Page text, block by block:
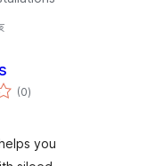
(0total
ratings
)
you